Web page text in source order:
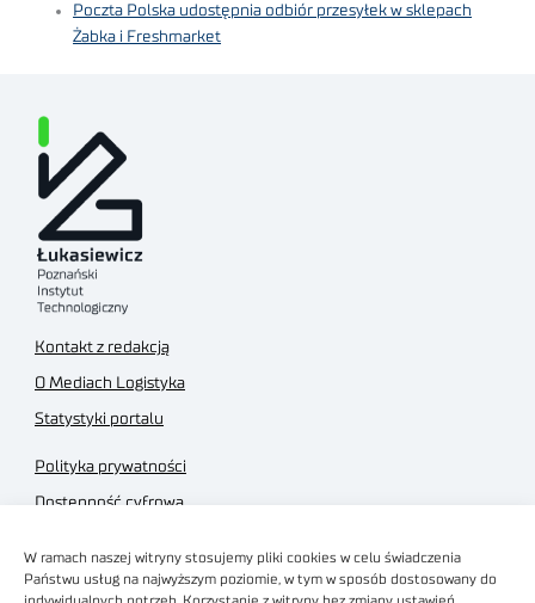
W ramach naszej witryny stosujemy pliki cookies w celu świadczenia
Państwu usług na najwyższym poziomie, w tym w sposób dostosowany do
Poczta Polska udostępnia odbiór przesyłek w sklepach
Żabka i Freshmarket
Kontakt z redakcją
O Mediach Logistyka
Statystyki portalu
Polityka prywatności
Dostępność cyfrowa
Regulamin sklepu